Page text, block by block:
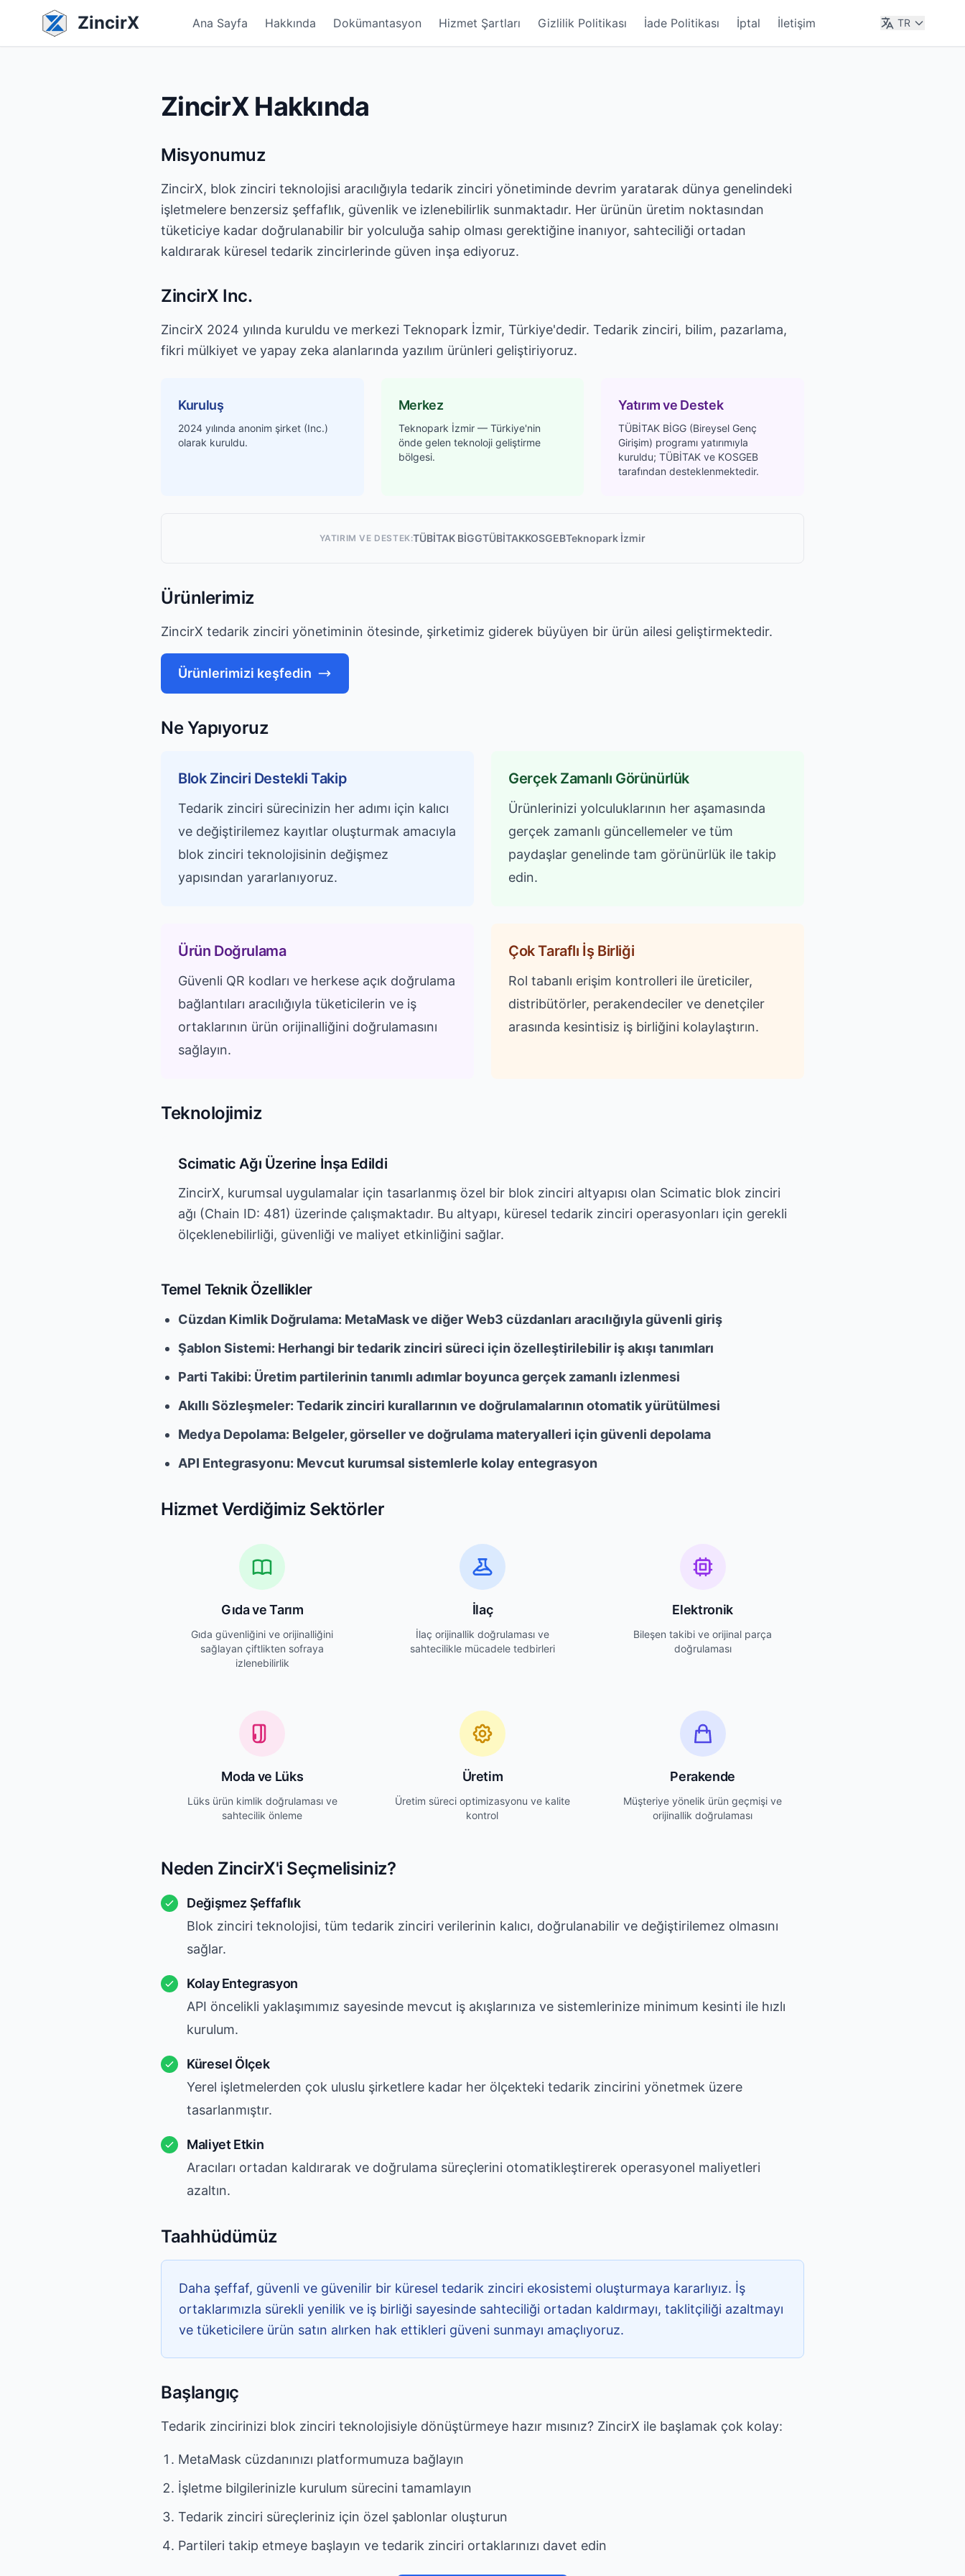
ZincirX Ana Sayfa Hakkında Dokümantasyon Hizmet Şartları Gizlilik Politikası İade Politikası İptal İletişim TR
ZincirX Hakkında
Misyonumuz
ZincirX, blok zinciri teknolojisi aracılığıyla tedarik zinciri yönetiminde devrim yaratarak dünya genelindeki
işletmelere benzersiz şeffaflık, güvenlik ve izlenebilirlik sunmaktadır. Her ürünün üretim noktasından
tüketiciye kadar doğrulanabilir bir yolculuğa sahip olması gerektiğine inanıyor, sahteciliği ortadan
kaldırarak küresel tedarik zincirlerinde güven inşa ediyoruz.
ZincirX Inc.
ZincirX 2024 yılında kuruldu ve merkezi Teknopark İzmir, Türkiye'dedir. Tedarik zinciri, bilim, pazarlama,
fikri mülkiyet ve yapay zeka alanlarında yazılım ürünleri geliştiriyoruz.
Kuruluş
2024 yılında anonim şirket (Inc.)
olarak kuruldu.
Merkez
Teknopark İzmir — Türkiye'nin
önde gelen teknoloji geliştirme
bölgesi.
Yatırım ve Destek
TÜBİTAK BİGG (Bireysel Genç
Girişim) programı yatırımıyla
kuruldu; TÜBİTAK ve KOSGEB
tarafından desteklenmektedir.
YATIRIM VE DESTEK:TÜBİTAK BİGGTÜBİTAKKOSGEBTeknopark İzmir
Ürünlerimiz
ZincirX tedarik zinciri yönetiminin ötesinde, şirketimiz giderek büyüyen bir ürün ailesi geliştirmektedir.
Ürünlerimizi keşfedin
Ne Yapıyoruz
Blok Zinciri Destekli Takip
Tedarik zinciri sürecinizin her adımı için kalıcı
ve değiştirilemez kayıtlar oluşturmak amacıyla
blok zinciri teknolojisinin değişmez
yapısından yararlanıyoruz.
Gerçek Zamanlı Görünürlük
Ürünlerinizi yolculuklarının her aşamasında
gerçek zamanlı güncellemeler ve tüm
paydaşlar genelinde tam görünürlük ile takip
edin.
Ürün Doğrulama
Güvenli QR kodları ve herkese açık doğrulama
bağlantıları aracılığıyla tüketicilerin ve iş
ortaklarının ürün orijinalliğini doğrulamasını
sağlayın.
Çok Taraflı İş Birliği
Rol tabanlı erişim kontrolleri ile üreticiler,
distribütörler, perakendeciler ve denetçiler
arasında kesintisiz iş birliğini kolaylaştırın.
Teknolojimiz
Scimatic Ağı Üzerine İnşa Edildi
ZincirX, kurumsal uygulamalar için tasarlanmış özel bir blok zinciri altyapısı olan Scimatic blok zinciri
ağı (Chain ID: 481) üzerinde çalışmaktadır. Bu altyapı, küresel tedarik zinciri operasyonları için gerekli
ölçeklenebilirliği, güvenliği ve maliyet etkinliğini sağlar.
Temel Teknik Özellikler
Cüzdan Kimlik Doğrulama: MetaMask ve diğer Web3 cüzdanları aracılığıyla güvenli giriş
Şablon Sistemi: Herhangi bir tedarik zinciri süreci için özelleştirilebilir iş akışı tanımları
Parti Takibi: Üretim partilerinin tanımlı adımlar boyunca gerçek zamanlı izlenmesi
Akıllı Sözleşmeler: Tedarik zinciri kurallarının ve doğrulamalarının otomatik yürütülmesi
Medya Depolama: Belgeler, görseller ve doğrulama materyalleri için güvenli depolama
API Entegrasyonu: Mevcut kurumsal sistemlerle kolay entegrasyon
Hizmet Verdiğimiz Sektörler
Gıda ve Tarım
Gıda güvenliğini ve orijinalliğini
sağlayan çiftlikten sofraya
izlenebilirlik
İlaç
İlaç orijinallik doğrulaması ve
sahtecilikle mücadele tedbirleri
Elektronik
Bileşen takibi ve orijinal parça
doğrulaması
Moda ve Lüks
Lüks ürün kimlik doğrulaması ve
sahtecilik önleme
Üretim
Üretim süreci optimizasyonu ve kalite
kontrol
Perakende
Müşteriye yönelik ürün geçmişi ve
orijinallik doğrulaması
Neden ZincirX'i Seçmelisiniz?
Değişmez Şeffaflık
Blok zinciri teknolojisi, tüm tedarik zinciri verilerinin kalıcı, doğrulanabilir ve değiştirilemez olmasını
sağlar.
Kolay Entegrasyon
API öncelikli yaklaşımımız sayesinde mevcut iş akışlarınıza ve sistemlerinize minimum kesinti ile hızlı
kurulum.
Küresel Ölçek
Yerel işletmelerden çok uluslu şirketlere kadar her ölçekteki tedarik zincirini yönetmek üzere
tasarlanmıştır.
Maliyet Etkin
Aracıları ortadan kaldırarak ve doğrulama süreçlerini otomatikleştirerek operasyonel maliyetleri
azaltın.
Taahhüdümüz
Daha şeffaf, güvenli ve güvenilir bir küresel tedarik zinciri ekosistemi oluşturmaya kararlıyız. İş
ortaklarımızla sürekli yenilik ve iş birliği sayesinde sahteciliği ortadan kaldırmayı, taklitçiliği azaltmayı
ve tüketicilere ürün satın alırken hak ettikleri güveni sunmayı amaçlıyoruz.
Başlangıç
Tedarik zincirinizi blok zinciri teknolojisiyle dönüştürmeye hazır mısınız? ZincirX ile başlamak çok kolay:
MetaMask cüzdanınızı platformumuza bağlayın
İşletme bilgilerinizle kurulum sürecini tamamlayın
Tedarik zinciri süreçleriniz için özel şablonlar oluşturun
Partileri takip etmeye başlayın ve tedarik zinciri ortaklarınızı davet edin